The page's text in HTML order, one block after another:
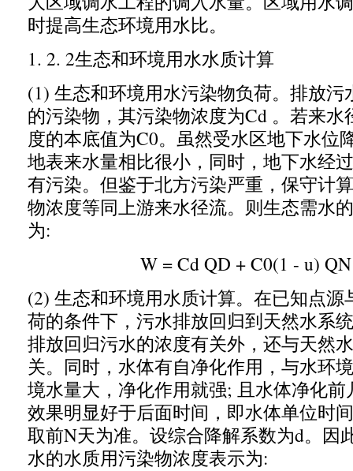
时提高生态环境用水比。
1. 2. 2生态和环境用水水质计算
(1) 生态和环境用水污染物负荷。排放污
的污染物 ， 其污染物浓度为Cd 。若来水
度的本底值为C0。虽然受水区地下水位
地表来水量相比很小 ， 同时 ， 地下水经
有污染。但鉴于北方污染严重 ， 保守计
物浓度等同上游来水径流。则生态需水
为:
W = Cd QD + C0(1 - u)
(2) 生态和环境用水质计算。在已知点源
荷的条件下 ， 污水排放回归到天然水系
排放回归污水的浓度有关外 ， 还与天然
关。同时 ， 水体有自净化作用 ， 与水环
境水量大 ， 净化作用就强; 且水体净化
效果明显好于后面时间 ， 即水体单位时
取前N天为准。设综合降解系数为d。因
水的水质用污染物浓度表示为: